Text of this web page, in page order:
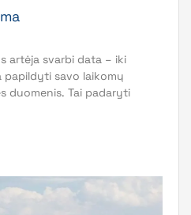
artėja svarbi data – iki
papildyti savo laikomų
duomenis. Tai padaryti